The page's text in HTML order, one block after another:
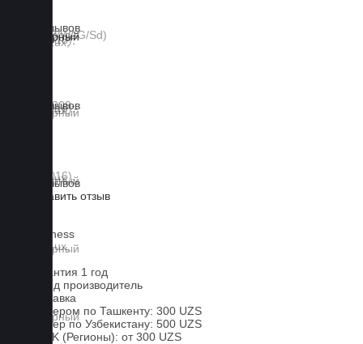
0 отзывов
0 отзывов
0 отзывов
Оставить отзыв
Business
Гарантия 1 год
Завод производитель
Доставка
Курьером по Ташкенту: 300 UZS
Курьер по Узбекистану: 500 UZS
CDEK (Регионы): от 300 UZS